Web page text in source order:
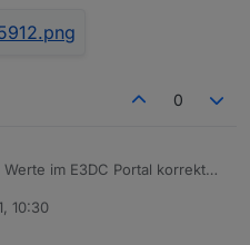
0
im E3DC Portal korrekt
seit dem Update auf die 0.0.8
10:30